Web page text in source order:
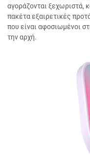
αγοράζονται ξεχωριστά,
πακέτα εξαιρετικές
που είναι αφοσιωμένοι
την αρχή.